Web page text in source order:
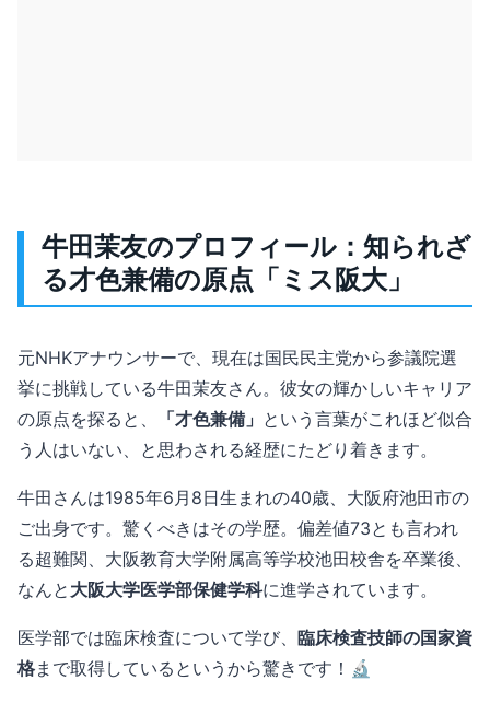
牛田茉友のプロフィール：知られざ
る才色兼備の原点「ミス阪大」
元NHKアナウンサーで、現在は国民民主党から参議院選
挙に挑戦している牛田茉友さん。彼女の輝かしいキャリア
の原点を探ると、
「才色兼備」 という言葉がこれほど似合
う人はいない、と思わされる経歴にたどり着きます。
牛田さんは1985年6月8日生まれの40歳、大阪府池田市の
ご出身です。驚くべきはその学歴。偏差値73とも言われ
る超難関、大阪教育大学附属高等学校池田校舎を卒業後、
なんと 大阪大学医学部保健学科に進学されています。
医学部では臨床検査について学び、 臨床検査技師の国家資
格まで取得しているというから驚きです！🔬